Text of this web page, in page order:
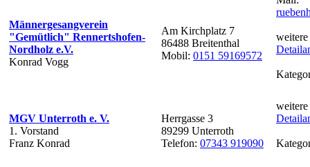
Männergesangverein
"Gemütlich" Rennertshofen-
Nordholz e.V.
Konrad Vogg
Am Kirchplatz 7
86488 Breitenthal
Mobil: 0151 59169572
MGV Unterroth e. V.
1. Vorstand
Franz Konrad
Herrgasse 3
89299 Unterroth
Telefon: 07343 919090